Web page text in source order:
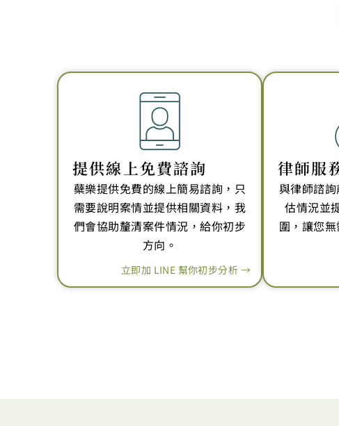
提供線上免費諮詢
蘗樂提供免費的線上簡易諮詢，只
需要說明案情並提供相關資料，我
們會協助釐清案件情況，給你初步
方向。
立即加 LINE 幫你初步分析 →
律師服
與律師諮
估情況並
圍，讓您